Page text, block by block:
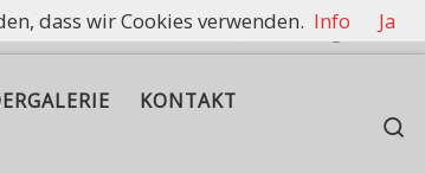
KONTAKT
dass wir Cookies verwenden. Info Ja